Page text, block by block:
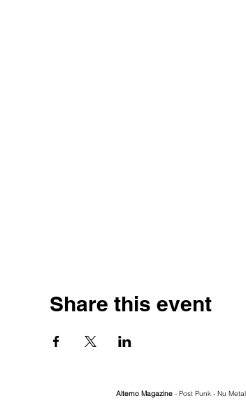
Share this event
Alterno Magazine- Post Punk - Nu